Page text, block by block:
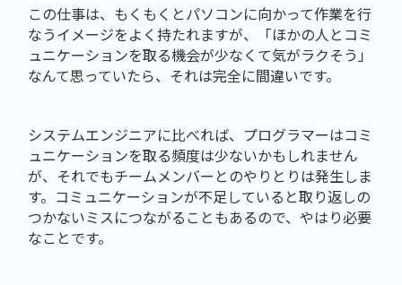
この仕事は、もくもくとパソコンに向かって作業を行
なうイメージをよく持たれますが、「ほかの人とコミ
ュニケーションを取る機会が少なくて気がラクそう」
なんて思っていたら、それは完全に間違いです。
システムエンジニアに比べれば、プログラマーはコミ
ュニケーションを取る頻度は少ないかもしれません
が、それでもチームメンバーとのやりとりは発生しま
す。コミュニケーションが不足していると取り返しの
つかないミスにつながることもあるので、やはり必要
なことです。